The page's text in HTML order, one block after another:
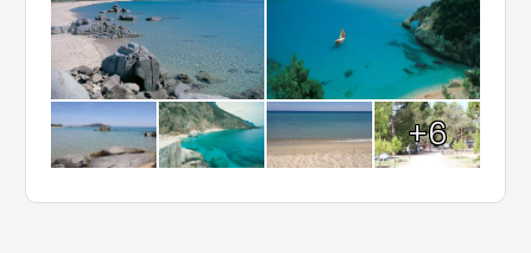
+6